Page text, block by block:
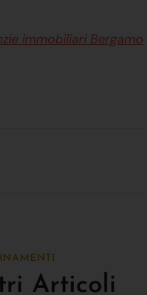
immobiliari Bergamo
Articoli